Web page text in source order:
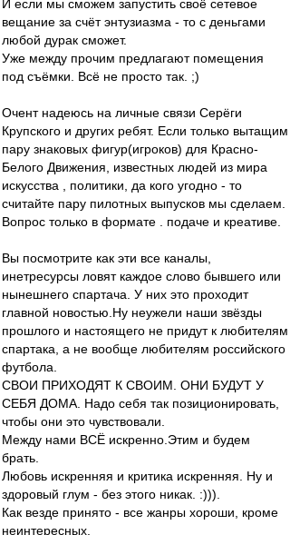
И если мы сможем запустить своё сетевое
вещание за счёт энтузиазма - то с деньгами
любой дурак сможет.
Уже между прочим предлагают помещения
под съёмки. Всё не просто так. ;)
Очент надеюсь на личные связи Серёги
Крупского и других ребят. Если только вытащим
пару знаковых фигур(игроков) для Красно-
Белого Движения, известных людей из мира
искусства , политики, да кого угодно - то
считайте пару пилотных выпусков мы сделаем.
Вопрос только в формате . подаче и креативе.
Вы посмотрите как эти все каналы,
инетресурсы ловят каждое слово бывшего или
нынешнего спартача. У них это проходит
главной новостью.Ну неужели наши звёзды
прошлого и настоящего не придут к любителям
спартака, а не вообще любителям российского
футбола.
СВОИ ПРИХОДЯТ К СВОИМ. ОНИ БУДУТ У
СЕБЯ ДОМА. Надо себя так позиционировать,
чтобы они это чувствовали.
Между нами ВСЁ искренно.Этим и будем
брать.
Любовь искренняя и критика искренняя. Ну и
здоровый глум - без этого никак. :))).
Как везде принято - все жанры хороши, кроме
неинтересных.